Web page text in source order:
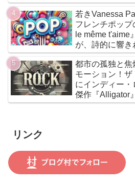
Future』こそが
である
若きVanessa
フレンチポッ
le même t'aime
が、詩的に響き
都市の孤独と
モーション！
にインディー
傑作『Alligator』
リンク